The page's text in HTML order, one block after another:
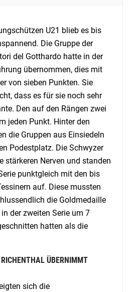
U21 blieb es bis
Die Gruppe der
del Gotthardo hatte in der
übernommen, dies mit
von sieben Punkten. Sie
dass es für sie noch sehr
Den auf den Rängen zwei
jeden Punkt. Hinter den
die Gruppen aus Einsiedeln
Podestplatz. Die Schwyzer
stärkeren Nerven und standen
punktgleich mit den bis
auf. Diese mussten
die Goldmedaille
der zweiten Serie um 7
hatten als die
ÜBERNIMMT
sich die